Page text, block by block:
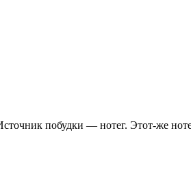
побудки — нотег. Этот-же